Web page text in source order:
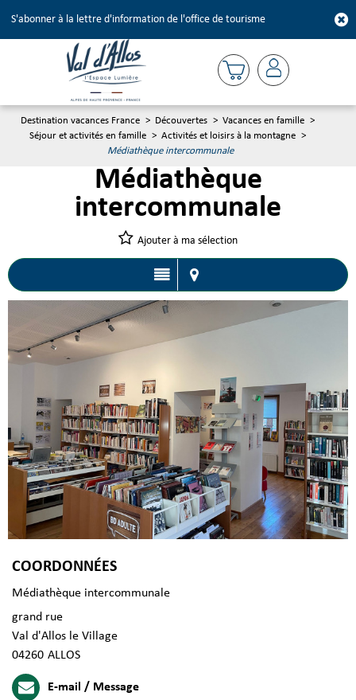
S'abonner à la lettre d'information de l'office de tourisme
Destination vacances France > Découvertes > Vacances en famille >
Séjour et activités en famille > Activités et loisirs à la montagne >
Médiathèque intercommunale
Médiathèque
intercommunale
Ajouter à ma sélection
COORDONNÉES
Médiathèque intercommunale
grand rue
Val d'Allos le Village
04260 ALLOS
E-mail / Message